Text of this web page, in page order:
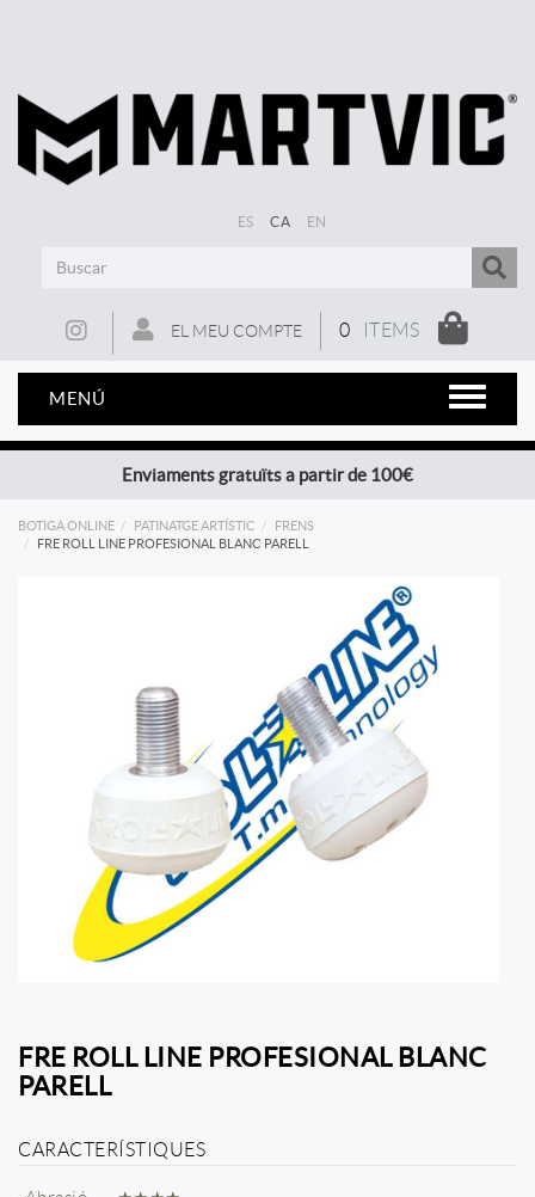
ES CA EN
0 ITEMS
EL MEU COMPTE
MENÚ
Enviaments gratuïts a partir de 100€
BOTIGA ONLINE PATINATGE ARTÍSTIC
FRENS
FRE ROLL LINE PROFESIONAL BLANC PARELL
FRE ROLL LINE PROFESIONAL BLANC
PARELL
CARACTERÍSTIQUES